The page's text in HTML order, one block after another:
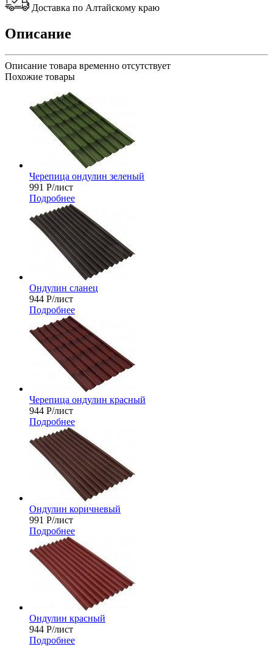
Доставка по Алтайскому краю
Описание
Описание товара временно отсутствует
Похожие товары
Черепица ондулин зеленый
991 Р/лист
Подробнее
Ондулин сланец
944 Р/лист
Подробнее
Черепица ондулин красный
944 Р/лист
Подробнее
Ондулин коричневый
991 Р/лист
Подробнее
Ондулин красный
944 Р/лист
Подробнее